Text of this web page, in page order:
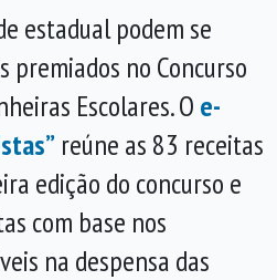
estadual podem se
no Concurso
Escolares. O e-
” reúne as 83 receitas
edição do concurso e
com base nos
na despensa das